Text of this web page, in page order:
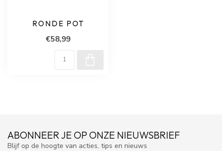
RONDE POT
€58,99
ABONNEER JE OP ONZE NIEUWSBRIEF
Blijf op de hoogte van acties, tips en nieuws